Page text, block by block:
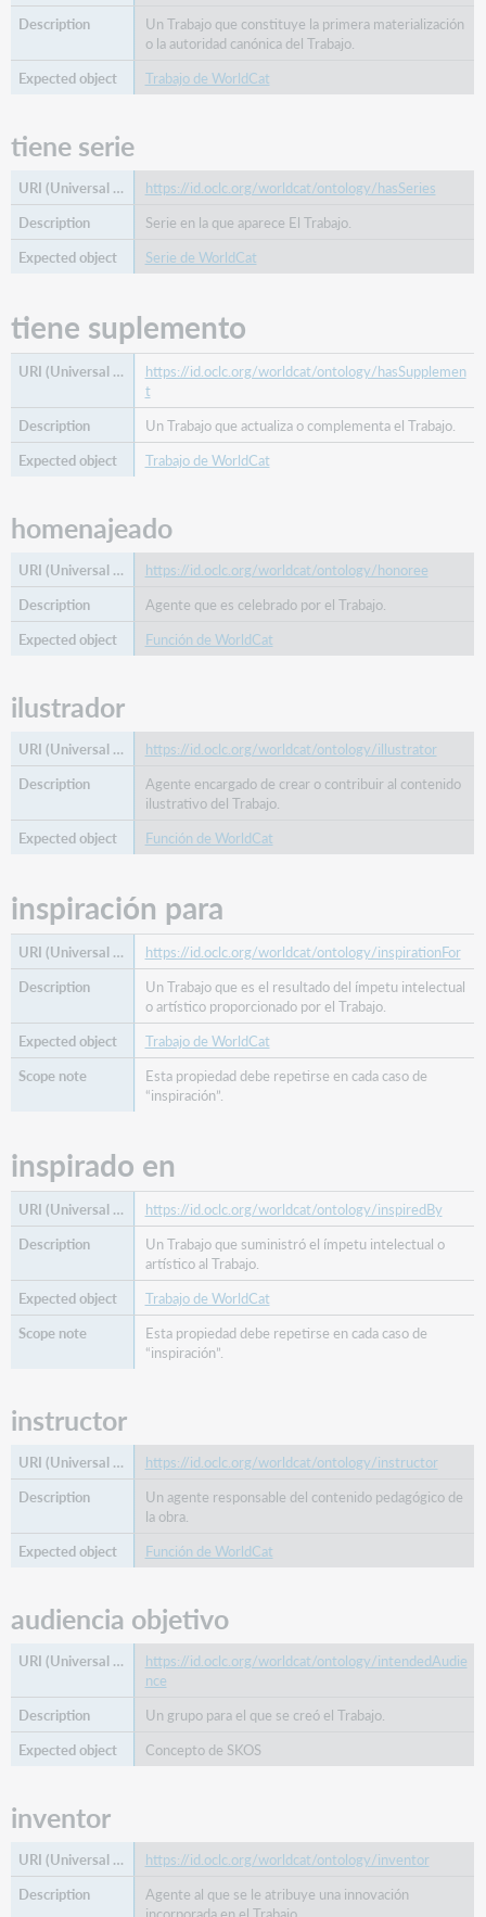
Un Trabajo que constituye la primera materialización
o la autoridad canónica del Trabajo.
Trabajo de WorldCat
tiene serie
https://id.oclc.org/worldcat/ontology/hasSeries
Serie en la que aparece El Trabajo.
Serie de WorldCat
tiene suplemento
https://id.oclc.org/worldcat/ontology/hasSupplemen
t
Un Trabajo que actualiza o complementa el Trabajo.
Trabajo de WorldCat
homenajeado
https://id.oclc.org/worldcat/ontology/honoree
Agente que es celebrado por el Trabajo.
Función de WorldCat
ilustrador
https://id.oclc.org/worldcat/ontology/illustrator
Agente encargado de crear o contribuir al contenido
ilustrativo del Trabajo.
Función de WorldCat
inspiración para
https://id.oclc.org/worldcat/ontology/inspirationFor
Un Trabajo que es el resultado del ímpetu intelectual
o artístico proporcionado por el Trabajo.
Trabajo de WorldCat
Esta propiedad debe repetirse en cada caso de
“inspiración”.
inspirado en
https://id.oclc.org/worldcat/ontology/inspiredBy
Un Trabajo que suministró el ímpetu intelectual o
artístico al Trabajo.
Trabajo de WorldCat
Esta propiedad debe repetirse en cada caso de
“inspiración”.
instructor
https://id.oclc.org/worldcat/ontology/instructor
Un agente responsable del contenido pedagógico de
la obra.
Función de WorldCat
audiencia objetivo
https://id.oclc.org/worldcat/ontology/intendedAudie
nce
Un grupo para el que se creó el Trabajo.
Concepto de SKOS
inventor
https://id.oclc.org/worldcat/ontology/inventor
Agente al que se le atribuye una innovación